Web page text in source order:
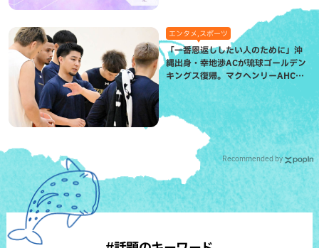
エンタメ,スポーツ
「一番恩返ししたい人のために」沖
縄出身・幸地渉ACが琉球ゴールデン
キングス復帰。マクヘンリーAHCに
信頼を寄せる理由
Recommended by